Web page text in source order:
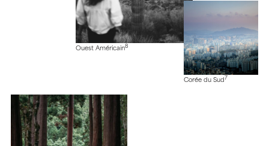
Ouest Américain8
Corée du Sud 7